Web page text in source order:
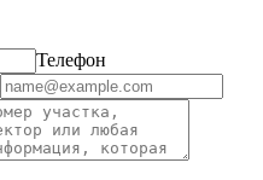
Телефон